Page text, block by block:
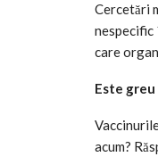
Cercetări
nespecific
care
Este greu
acum?